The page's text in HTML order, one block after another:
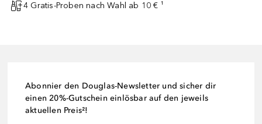
4 Gratis-Proben nach Wahl ab 10 € ¹
Abonnier den Douglas-Newsletter und sicher dir
einen 20%-Gutschein einlösbar auf den jeweils
aktuellen Preis²!